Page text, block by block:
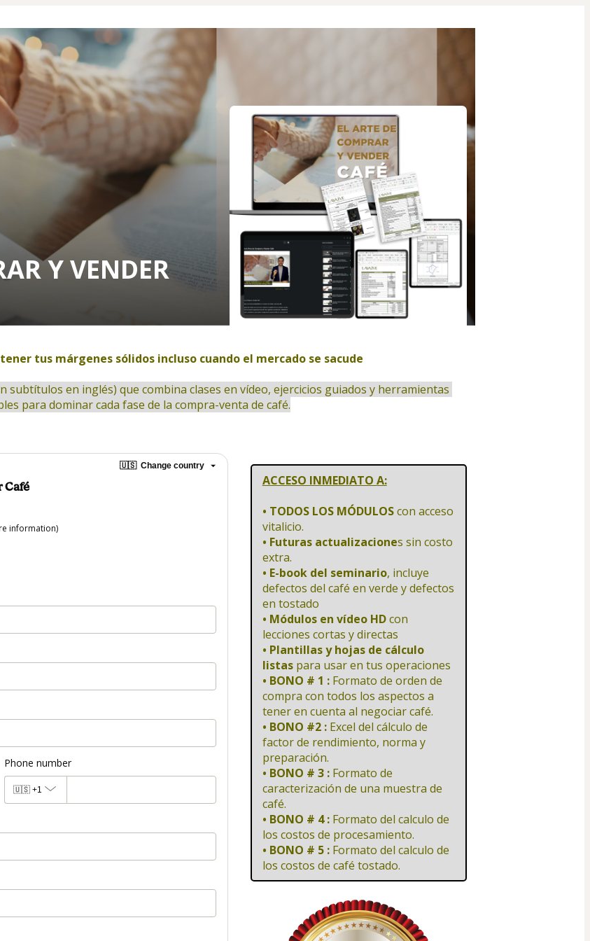
Y VENDER
tus márgenes sólidos incluso cuando el mercado se sacude
subtítulos en inglés) que combina clases en vídeo, ejercicios guiados y herramientas
para dominar cada fase de la compra-venta de café.
🇺🇸 Change country
Café
information)
Phone number
🇺🇸 +1
ACCESO INMEDIATO A:
• TODOS LOS MÓDULOS con acceso
vitalicio.
• Futuras actualizaciones sin costo
extra.
• E-book del seminario, incluye
defectos del café en verde y defectos
en tostado
• Módulos en vídeo HD con
lecciones cortas y directas
• Plantillas y hojas de cálculo
listas para usar en tus operaciones
• BONO # 1 : Formato de orden de
compra con todos los aspectos a
tener en cuenta al negociar café.
• BONO #2 : Excel del cálculo de
factor de rendimiento, norma y
preparación.
• BONO # 3 : Formato de
caracterización de una muestra de
café.
• BONO # 4 : Formato del calculo de
los costos de procesamiento.
• BONO # 5 : Formato del calculo de
los costos de café tostado.